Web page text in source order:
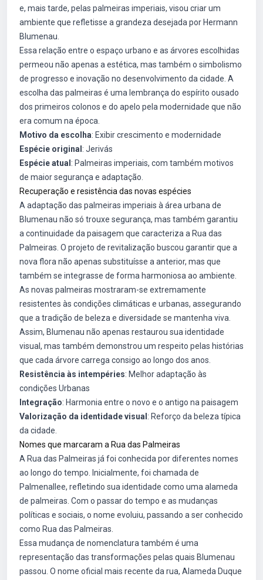
e, mais tarde, pelas palmeiras imperiais, visou criar um
ambiente que refletisse a grandeza desejada por Hermann
Blumenau.
Essa relação entre o espaço urbano e as árvores escolhidas
permeou não apenas a estética, mas também o simbolismo
de progresso e inovação no desenvolvimento da cidade. A
escolha das palmeiras é uma lembrança do espírito ousado
dos primeiros colonos e do apelo pela modernidade que não
era comum na época.
Motivo da escolha: Exibir crescimento e modernidade
Espécie original : Jerivás
Espécie atual : Palmeiras imperiais, com também motivos
de maior segurança e adaptação.
Recuperação e resistência das novas espécies
A adaptação das palmeiras imperiais à área urbana de
Blumenau não só trouxe segurança, mas também garantiu
a continuidade da paisagem que caracteriza a Rua das
Palmeiras. O projeto de revitalização buscou garantir que a
nova flora não apenas substituísse a anterior, mas que
também se integrasse de forma harmoniosa ao ambiente.
As novas palmeiras mostraram-se extremamente
resistentes às condições climáticas e urbanas, assegurando
que a tradição de beleza e diversidade se mantenha viva.
Assim, Blumenau não apenas restaurou sua identidade
visual, mas também demonstrou um respeito pelas histórias
que cada árvore carrega consigo ao longo dos anos.
Resistência às intempéries: Melhor adaptação às
condições Urbanas
Integração: Harmonia entre o novo e o antigo na paisagem
Valorização da identidade visual : Reforço da beleza típica
da cidade.
Nomes que marcaram a Rua das Palmeiras
A Rua das Palmeiras já foi conhecida por diferentes nomes
ao longo do tempo. Inicialmente, foi chamada de
Palmenallee, refletindo sua identidade como uma alameda
de palmeiras. Com o passar do tempo e as mudanças
políticas e sociais, o nome evoluiu, passando a ser conhecido
como Rua das Palmeiras.
Essa mudança de nomenclatura também é uma
representação das transformações pelas quais Blumenau
passou. O nome oficial mais recente da rua, Alameda Duque